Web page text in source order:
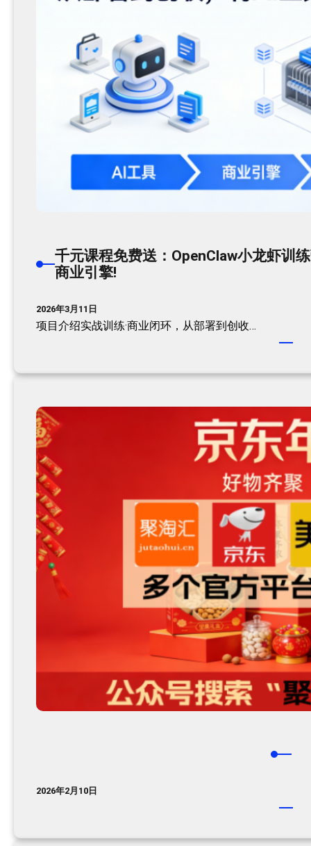
千元课程免费送：OpenClaw小龙虾训
商业引擎!
2026年3月11日
项目介绍实战训练·商业闭环，从部署到创收…
2026年2月10日